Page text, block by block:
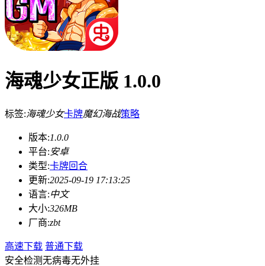
海魂少女正版 1.0.0
标签:海魂少女卡牌魔幻海战策略
版本:1.0.0
平台:安卓
类型:卡牌回合
更新:2025-09-19 17:13:25
语言:中文
大小:326MB
厂商:zbt
高速下载 普通下载
安全检测无病毒无外挂